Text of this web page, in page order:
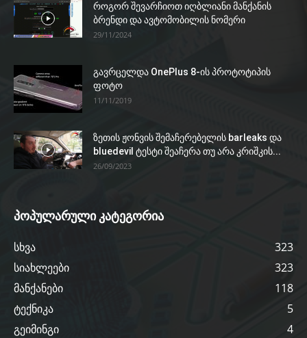
როგორ შევარჩიოთ იღბლიანი მანქანის
ბრენდი და ავტომობილის ნომერი
29/11/2024
გავრცელდა OnePlus 8-ის პროტოტიპის
ფოტო
11/11/2019
ზეთის ჟონვის შემაჩერებელის barleaks და
bluedevil ტესტი შეაჩერა თუ არა კრიშკის...
26/09/2023
პოპულარული კატეგორია
სხვა
323
სიახლეები
323
მანქანები
118
ტექნიკა
5
გეიმინგი
4